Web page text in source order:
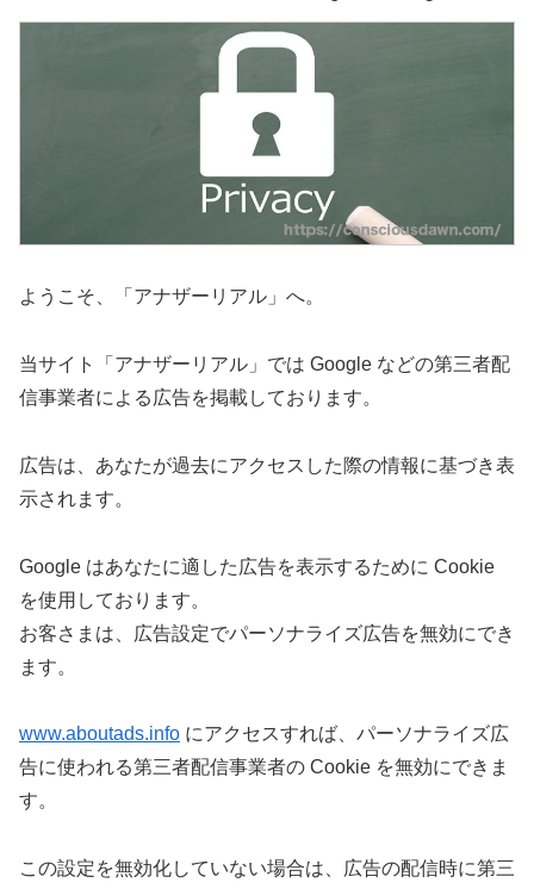
ようこそ、「アナザーリアル」へ。
当サイト「アナザーリアル」では Google などの第三者配
信事業者による広告を掲載しております。
広告は、あなたが過去にアクセスした際の情報に基づき表
示されます。
Google はあなたに適した広告を表示するために Cookie
を使用しております。
お客さまは、広告設定でパーソナライズ広告を無効にでき
ます。
www.aboutads.info にアクセスすれば、パーソナライズ広
告に使われる第三者配信事業者の Cookie を無効にできま
す。
この設定を無効化していない場合は、広告の配信時に第三